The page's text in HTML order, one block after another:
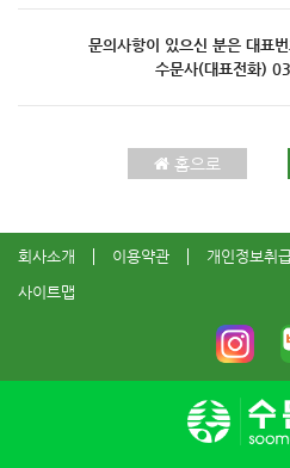
문의사항이 있으신 분은 대표
수문사(대표전화)
홈으로
회사소개 이용약관 개인정보취
사이트맵